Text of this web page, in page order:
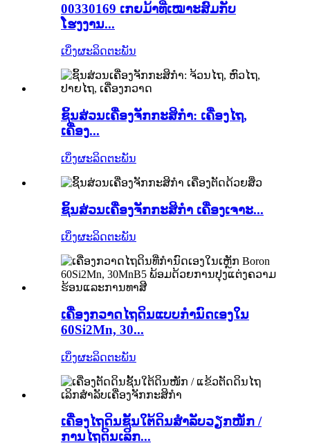
00330169 ເກຍມ້າທີ່ເໝາະສົມກັບ
ໂຮງງານ...
ເບິ່ງຜະລິດຕະພັນ
ຊິ້ນສ່ວນເຄື່ອງຈັກກະສິກຳ: ເຄື່ອງໄຖ,
ເຄື່ອງ...
ເບິ່ງຜະລິດຕະພັນ
ຊິ້ນສ່ວນເຄື່ອງຈັກກະສິກຳ ເຄື່ອງເຈາະ...
ເບິ່ງຜະລິດຕະພັນ
ເຄື່ອງກວາດໄຖດິນແບບກຳນົດເອງໃນ
60Si2Mn, 30...
ເບິ່ງຜະລິດຕະພັນ
ເຄື່ອງໄຖດິນຊັ້ນໃຕ້ດິນສຳລັບວຽກໜັກ /
ການໄຖດິນເລິກ...